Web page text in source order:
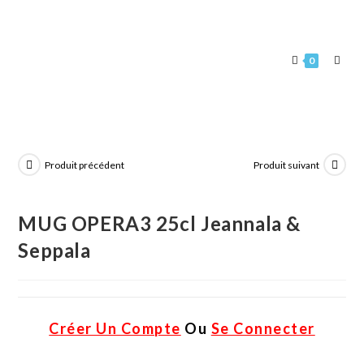
0
Produit précédent Produit suivant
MUG OPERA3 25cl Jeannala &
Seppala
Créer Un Compte Ou Se Connecter